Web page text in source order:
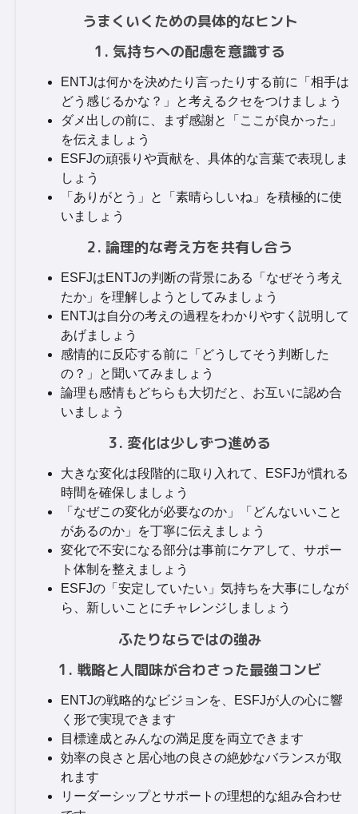
うまくいくための具体的なヒント
1. 気持ちへの配慮を意識する
ENTJは何かを決めたり言ったりする前に「相手は
どう感じるかな？」と考えるクセをつけましょう
ダメ出しの前に、まず感謝と「ここが良かった」
を伝えましょう
ESFJの頑張りや貢献を、具体的な言葉で表現しま
しょう
「ありがとう」と「素晴らしいね」を積極的に使
いましょう
2. 論理的な考え方を共有し合う
ESFJはENTJの判断の背景にある「なぜそう考え
たか」を理解しようとしてみましょう
ENTJは自分の考えの過程をわかりやすく説明して
あげましょう
感情的に反応する前に「どうしてそう判断した
の？」と聞いてみましょう
論理も感情もどちらも大切だと、お互いに認め合
いましょう
3. 変化は少しずつ進める
大きな変化は段階的に取り入れて、ESFJが慣れる
時間を確保しましょう
「なぜこの変化が必要なのか」「どんないいこと
があるのか」を丁寧に伝えましょう
変化で不安になる部分は事前にケアして、サポー
ト体制を整えましょう
ESFJの「安定していたい」気持ちを大事にしなが
ら、新しいことにチャレンジしましょう
ふたりならではの強み
1. 戦略と人間味が合わさった最強コンビ
ENTJの戦略的なビジョンを、ESFJが人の心に響
く形で実現できます
目標達成とみんなの満足度を両立できます
効率の良さと居心地の良さの絶妙なバランスが取
れます
リーダーシップとサポートの理想的な組み合わせ